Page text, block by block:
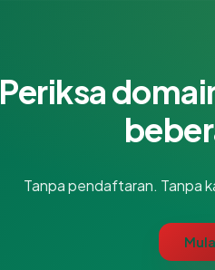
Periksa
Tanpa pendaftaran. Tanpa